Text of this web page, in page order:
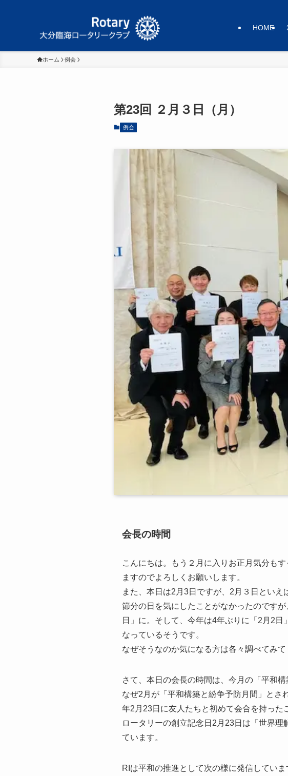
HOME
ホーム 例会
第23回 ２月３日（月）
例会
会長の時間
こんにちは。もう２月に入りお正月気分も
ますのでよろしくお願いします。
また、本日は2月3日ですが、2月３日といえ
節分の日を気にしたことがなかったのです
日」に。そして、今年は4年ぶりに「2月2
なっているそうです。
なぜそうなのか気になる方は各々調べてみて
さて、本日の会長の時間は、今月の「平和
なぜ2月が「平和構築と紛争予防月間」とさ
年2月23日に友人たちと初めて会合を持った
ロータリーの創立記念日2月23日は「世界
ています。
RIは平和の推進として次の様に発信していま